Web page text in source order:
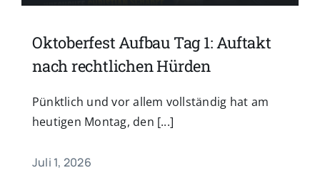
Oktoberfest Aufbau Tag 1: Auftakt
nach rechtlichen Hürden
Pünktlich und vor allem vollständig hat am
heutigen Montag, den [...]
Juli 1, 2026